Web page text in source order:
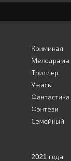
Криминал
Мелодрама
Триллер
Ужасы
Фантастика
Фэнтези
Семейный
2021 года